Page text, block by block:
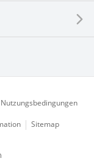
Nutzungsbedingungen
Sitemap